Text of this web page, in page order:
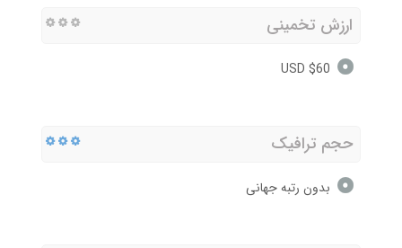
ارزش تخمینی
$60 USD
حجم ترافیک
بدون رتبه جهانی